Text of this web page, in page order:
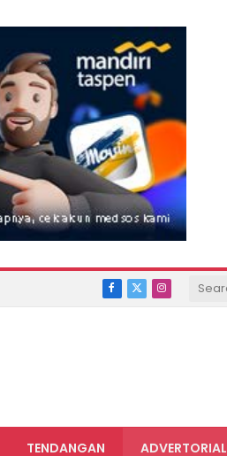
Facebook
X
Instagram
TENDANGAN ADVERTORIAL